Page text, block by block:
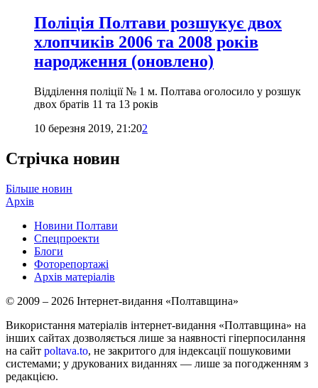
Поліція Полтави розшукує двох
хлопчиків 2006 та 2008 років
народження (оновлено)
Відділення поліції № 1 м. Полтава оголосило у розшук
двох братів 11 та 13 років
10 березня 2019, 21:202
Стрічка новин
Більше новин
Архів
Новини Полтави
Спецпроекти
Блоги
Фоторепортажі
Архів матеріалів
© 2009 – 2026 Інтернет-видання «Полтавщина»
Використання матеріалів інтернет-видання «Полтавщина» на
інших сайтах дозволяється лише за наявності гіперпосилання
на сайт poltava.to, не закритого для індексації пошуковими
системами; у друкованих виданнях — лише за погодженням з
редакцією.